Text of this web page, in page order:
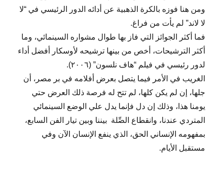
ومن هنا فوزه بالكرة الذهبية عن أدائه الدور الرئيسي في “لا
لا لاند” لم يأت من فراغ.
فما أكثر الجوائز التي فاز بها طوال مشواره السينمائي، وما
أكثر الترشيحات، أخص من بينها ترشيحه لأوسكار أفضل أداء
لدور رئيسي في فيلم “هاف نلسون” (٢٠٠٦).
الغريب في الأمر فيما يتصل بعرض أفلامه في بر مصر، أن
جلها، إن لم يكن كلها، لم تتح له فرصة ذلك العرض حتي
يومنا هذا، وذلك إن دل فإنما يدل علي الوضع السينمائي
المتردي عندنا، وانقطاع الصِّلة بيننا وبين تيار الفن السابع،
بمفهومه الإنساني الحق، الذي ينفع الإنسان الآن وفي
مستقبل الأيام.